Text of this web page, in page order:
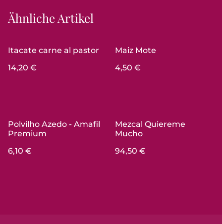
Ähnliche Artikel
Itacate carne al pastor
14,20 €
Maiz Mote
4,50 €
Polvilho Azedo - Amafil
Premium
6,10 €
Mezcal Quiereme
Mucho
94,50 €